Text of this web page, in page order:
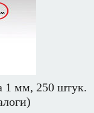
1 мм, 250 штук.